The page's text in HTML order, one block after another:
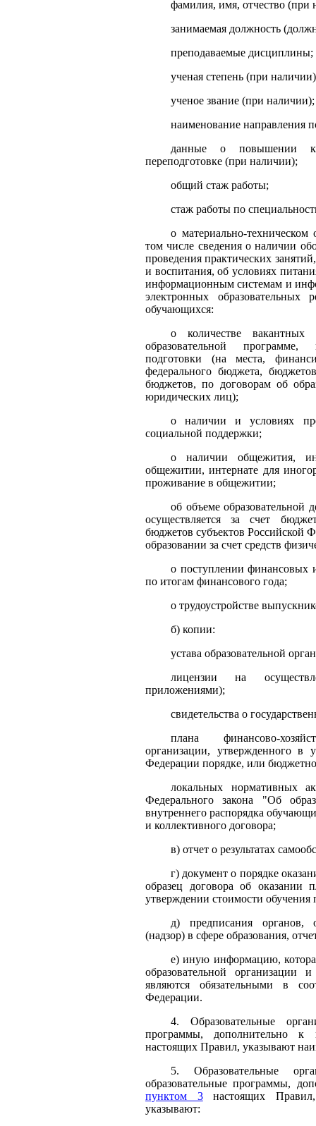
фамилия, имя, отчество (при
занимаемая должность
преподаваемые дисциплины;
ученая степень (при
ученое звание (при наличии);
наименование направления
данные о повышении
переподготовке (при наличии);
общий стаж работы;
стаж работы по
о материально-техническом
том числе сведения о наличии
проведения практических
и воспитания, об условиях
информационным системам и
электронных образовательных
обучающихся:
о количестве
образовательной
подготовки (на места,
федерального бюджета,
бюджетов, по договорам об
юридических лиц);
о наличии и условиях
социальной поддержки;
о наличии общежития,
общежитии, интернате для
проживание в общежитии;
об объеме образовательной
осуществляется за счет
бюджетов субъектов Российской
образовании за счет средств
о поступлении финансовых
по итогам финансового года;
о трудоустройстве
б) копии:
устава образовательной
лицензии на
приложениями);
свидетельства о
плана финансово-
организации, утвержденного в
Федерации порядке, или
локальных нормативных
Федерального закона "Об
внутреннего распорядка
и коллективного договора;
в) отчет о результатах
г) документ о порядке
образец договора об оказании
утверждении стоимости обучения
д) предписания органов,
(надзор) в сфере образования,
е) иную информацию,
образовательной организации
являются обязательными в
Федерации.
4. Образовательные
программы, дополнительно к
настоящих Правил, указывают
5. Образовательные
образовательные программы,
пунктом 3настоящих Правил,
указывают: